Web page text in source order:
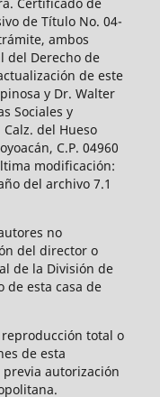
de Título No. 04-
ambos
del Derecho de
de este
y Dr. Walter
Sociales y
del Hueso
C.P. 04960
modificación:
del archivo 7.1
no
del director o
de la División de
de esta casa de
total o
de esta
autorización